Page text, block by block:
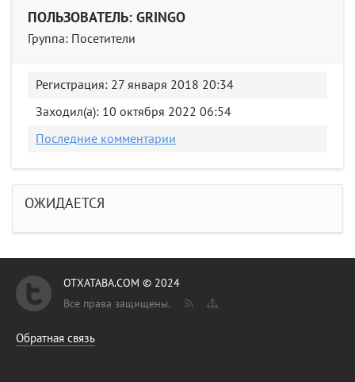
ПОЛЬЗОВАТЕЛЬ: GRINGO
Группа: Посетители
Регистрация: 27 января 2018 20:34
Заходил(а): 10 октября 2022 06:54
Последние комментарии
ОЖИДАЕТСЯ
OTXATABA.COM © 2024
Все права защищены.
Обратная связь